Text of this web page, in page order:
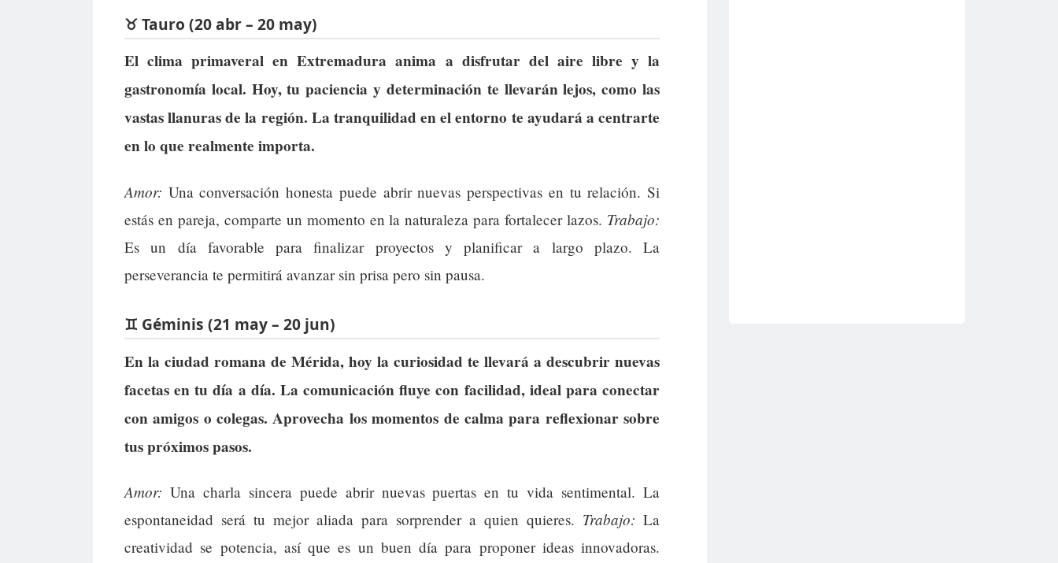
♉ Tauro (20 abr – 20 may)
El clima primaveral en Extremadura anima a disfrutar del aire libre y la
gastronomía local. Hoy, tu paciencia y determinación te llevarán lejos, como las
vastas llanuras de la región. La tranquilidad en el entorno te ayudará a centrarte
en lo que realmente importa.
Amor: Una conversación honesta puede abrir nuevas perspectivas en tu relación. Si
estás en pareja, comparte un momento en la naturaleza para fortalecer lazos. Trabajo:
Es un día favorable para finalizar proyectos y planificar a largo plazo. La
perseverancia te permitirá avanzar sin prisa pero sin pausa.
♊ Géminis (21 may – 20 jun)
En la ciudad romana de Mérida, hoy la curiosidad te llevará a descubrir nuevas
facetas en tu día a día. La comunicación fluye con facilidad, ideal para conectar
con amigos o colegas. Aprovecha los momentos de calma para reflexionar sobre
tus próximos pasos.
Amor: Una charla sincera puede abrir nuevas puertas en tu vida sentimental. La
espontaneidad será tu mejor aliada para sorprender a quien quieres. Trabajo: La
creatividad se potencia, así que es un buen día para proponer ideas innovadoras.